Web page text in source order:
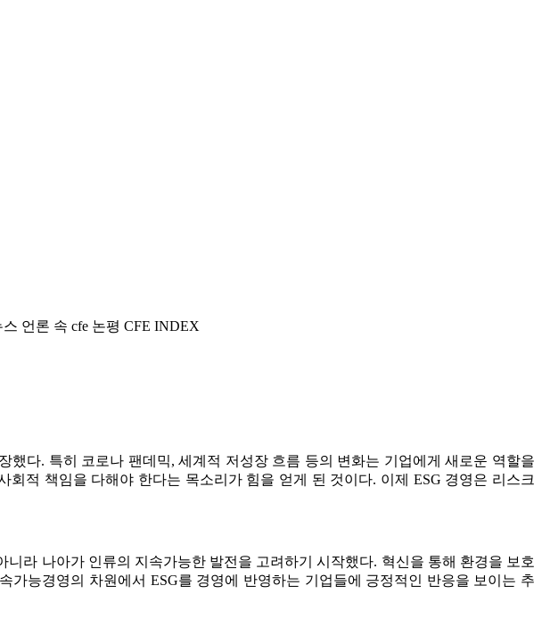
스 언론 속 cfe 논평 CFE INDEX
다. 특히 코로나 팬데믹, 세계적 저성장 흐름 등의 변화는 기업에게 새로운 역할을
적 책임을 다해야 한다는 목소리가 힘을 얻게 된 것이다. 이제 ESG 경영은 리스크
라 나아가 인류의 지속가능한 발전을 고려하기 시작했다. 혁신을 통해 환경을 보호
능경영의 차원에서 ESG를 경영에 반영하는 기업들에 긍정적인 반응을 보이는 추